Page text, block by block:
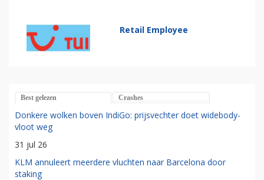
Retail Employee
Best gelezen Crashes
Donkere wolken boven IndiGo: prijsvechter doet widebody-
vloot weg
31 jul 26
KLM annuleert meerdere vluchten naar Barcelona door
staking